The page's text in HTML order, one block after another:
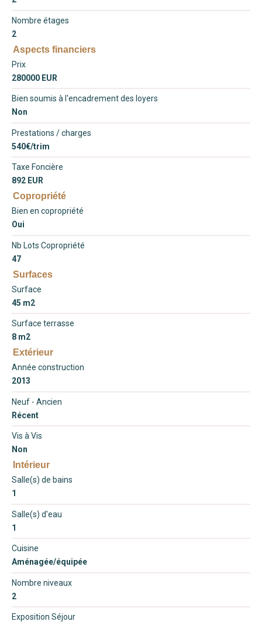
Nombre étages
2
Aspects financiers
Prix
280000 EUR
Bien soumis à l'encadrement des loyers
Non
Prestations / charges
540€/trim
Taxe Foncière
892 EUR
Copropriété
Bien en copropriété
Oui
Nb Lots Copropriété
47
Surfaces
Surface
45 m2
Surface terrasse
8 m2
Extérieur
Année construction
2013
Neuf - Ancien
Récent
Vis à Vis
Non
Intérieur
Salle(s) de bains
1
Salle(s) d'eau
1
Cuisine
Aménagée/équipée
Nombre niveaux
2
Exposition Séjour